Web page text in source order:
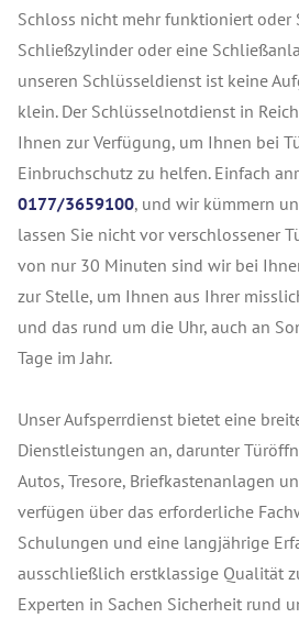
Schloss nicht mehr funktioniert oder
Schließzylinder oder eine
unseren Schlüsseldienst ist keine
klein. Der Schlüsselnotdienst in
Ihnen zur Verfügung, um Ihnen bei
Einbruchschutz zu helfen. Einfach
0177/3659100, und wir kümmern
lassen Sie nicht vor verschlossener
von nur 30 Minuten sind wir bei
zur Stelle, um Ihnen aus Ihrer
und das rund um die Uhr, auch an
Tage im Jahr.
Unser Aufsperrdienst bietet eine
Dienstleistungen an, darunter
Autos, Tresore, Briefkastenanlagen
verfügen über das erforderliche
Schulungen und eine langjährige
ausschließlich erstklassige Qualität
Experten in Sachen Sicherheit rund